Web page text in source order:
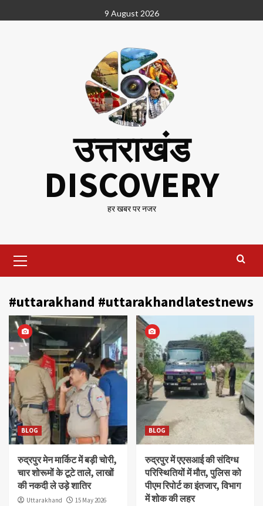
to
9 August 2026
उत्तराखंड
DISCOVERY
हर खबर पर नजर
Menu
#uttarakhand #uttarakhandlatestnews
BLOG
रुद्रपुर मेन मार्किट में बड़ी चोरी,
चार शोरूमों के टूटे ताले, लाखों
की नकदी ले उड़े शातिर
Uttarakhand
15 May 2026
BLOG
रुद्रपुर में एएसआई की संदिग्ध
परिस्थितियों में मौत, पुलिस को
पीएम रिपोर्ट का इंतजार, विभाग
में शोक की लहर